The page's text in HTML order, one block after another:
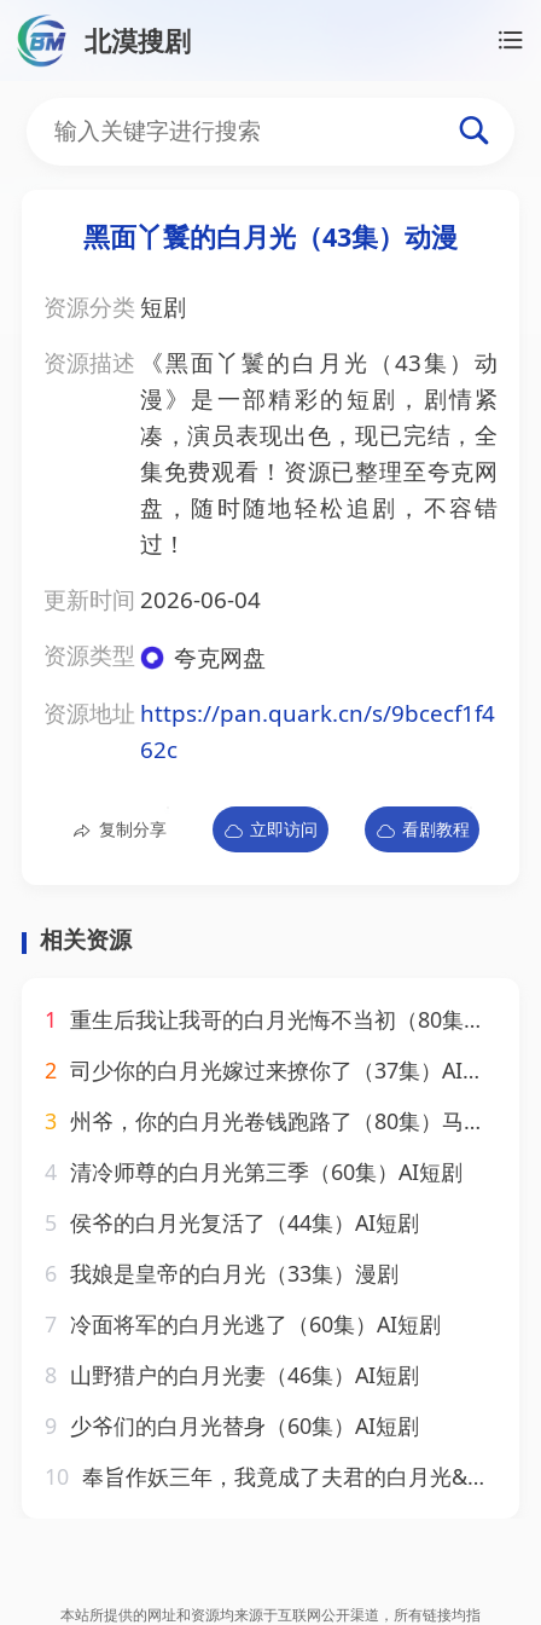
北漠搜剧
黑面丫鬟的白月光（43集
黑面丫鬟的白月光（43集）动漫
资源分类 短剧
资源描述
《黑面丫鬟的白月光（43集）动
漫》是一部精彩的短剧，剧情紧
凑，演员表现出色，现已完结，全
集免费观看！资源已整理至夸克网
盘，随时随地轻松追剧，不容错
过！
更新时间 2026-06-04
资源类型
夸克网盘
资源地址 https://pan.quark.cn/s/9bcecf1f4
62c
复制分享 立即访问 看剧教程
相关资源
1 重生后我让我哥的白月光悔不当初（80集）AI短剧
2 司少你的白月光嫁过来撩你了（37集）AI短剧
3 州爷，你的白月光卷钱跑路了（80集）马钰琪&夏千熠
4 清冷师尊的白月光第三季（60集）AI短剧
5 侯爷的白月光复活了（44集）AI短剧
6 我娘是皇帝的白月光（33集）漫剧
7 冷面将军的白月光逃了（60集）AI短剧
8 山野猎户的白月光妻（46集）AI短剧
9 少爷们的白月光替身（60集）AI短剧
10 奉旨作妖三年，我竟成了夫君的白月光&奉旨作妖三年我竟成了夫君的白月光（40集）AI短剧
本站所提供的网址和资源均来源于互联网公开渠道，所有链接均指